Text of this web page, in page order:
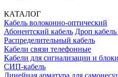
КАТАЛОГ
Кабель волоконно-оптический
Абонентский кабель Дроп
Распределительный кабель
Кабели связи телефонные
Кабели для сигнализации и
СИП-кабель